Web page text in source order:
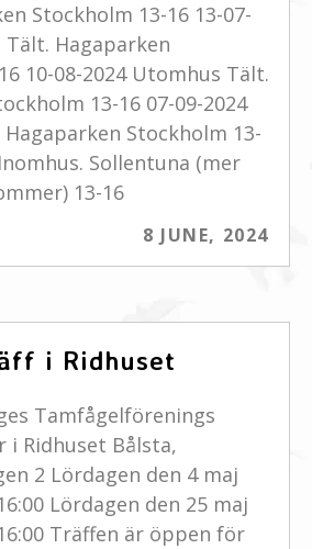
Stockholm 13-16 13-07-
Hagaparken
10-08-2024 Utomhus Tält.
13-16 07-09-2024
Stockholm 13-
Sollentuna (mer
13-16
8 JUNE, 2024
i Ridhuset
Tamfågelförenings
i Ridhuset Bålsta,
2 Lördagen den 4 maj
Lördagen den 25 maj
Träffen är öppen för